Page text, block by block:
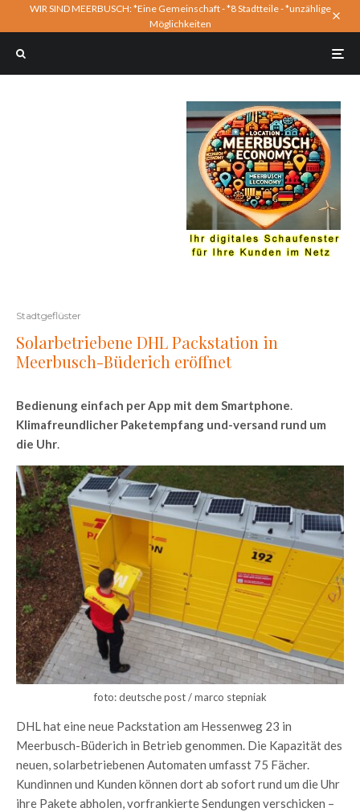
WIR SIND MEERBUSCH: *Eine Gemeinschaft - *8 Stadtteile - *unzählige
Möglichkeiten
Stadtgeflüster
Solarbetriebene DHL Packstation in
Meerbusch-Büderich eröffnet
Bedienung einfach per App mit dem Smartphone.
Klimafreundlicher Paketempfang und-versand rund um
die Uhr.
foto: deutsche post / marco stepniak
DHL hat eine neue Packstation am Hessenweg 23 in
Meerbusch-Büderich in Betrieb genommen. Die Kapazität des
neuen, solarbetriebenen Automaten umfasst 75 Fächer.
Kundinnen und Kunden können dort ab sofort rund um die Uhr
ihre Pakete abholen, vorfrankierte Sendungen verschicken –